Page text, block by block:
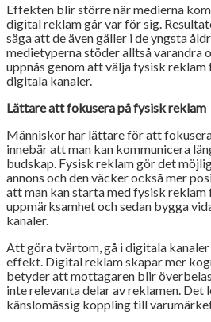
Effekten blir större när medierna
digital reklam går var för sig.
säga att de även gäller i de yngsta
medietyperna stöder alltså varandra
uppnås genom att välja fysisk
digitala kanaler.
Lättare att fokusera på fysisk reklam
Människor har lättare för att
innebär att man kan kommunicera
budskap. Fysisk reklam gör det
annons och den väcker också mer
att man kan starta med fysisk
uppmärksamhet och sedan bygga
kanaler.
Att göra tvärtom, gå i digitala
effekt. Digital reklam skapar mer
betyder att mottagaren blir
inte relevanta delar av reklamen. Det
känslomässig koppling till